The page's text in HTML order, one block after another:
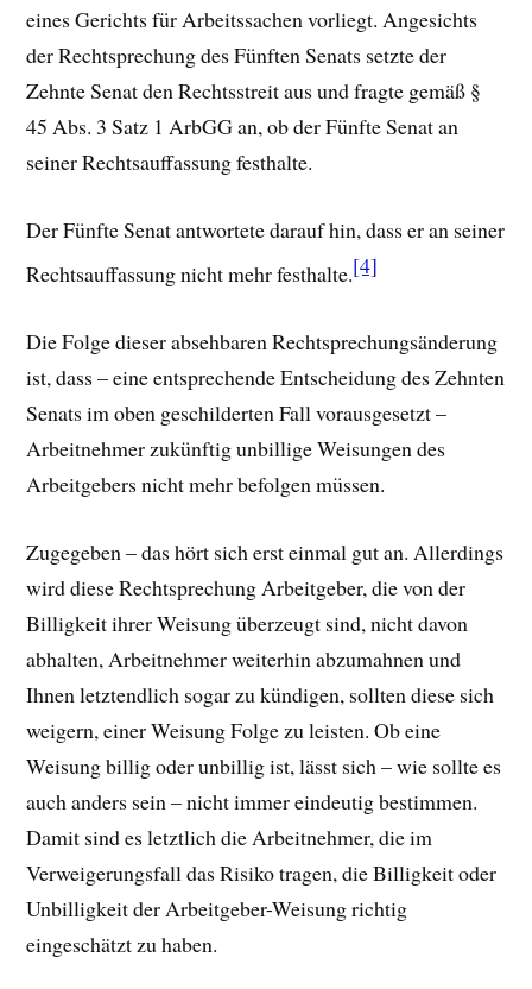
eines Gerichts für Arbeitssachen vorliegt. Angesichts
der Rechtsprechung des Fünften Senats setzte der
Zehnte Senat den Rechtsstreit aus und fragte gemäß §
45 Abs. 3 Satz 1 ArbGG an, ob der Fünfte Senat an
seiner Rechtsauffassung festhalte.
Der Fünfte Senat antwortete darauf hin, dass er an seiner
Rechtsauffassung nicht mehr festhalte.[4]
Die Folge dieser absehbaren Rechtsprechungsänderung
ist, dass – eine entsprechende Entscheidung des Zehnten
Senats im oben geschilderten Fall vorausgesetzt –
Arbeitnehmer zukünftig unbillige Weisungen des
Arbeitgebers nicht mehr befolgen müssen.
Zugegeben – das hört sich erst einmal gut an. Allerdings
wird diese Rechtsprechung Arbeitgeber, die von der
Billigkeit ihrer Weisung überzeugt sind, nicht davon
abhalten, Arbeitnehmer weiterhin abzumahnen und
Ihnen letztendlich sogar zu kündigen, sollten diese sich
weigern, einer Weisung Folge zu leisten. Ob eine
Weisung billig oder unbillig ist, lässt sich – wie sollte es
auch anders sein – nicht immer eindeutig bestimmen.
Damit sind es letztlich die Arbeitnehmer, die im
Verweigerungsfall das Risiko tragen, die Billigkeit oder
Unbilligkeit der Arbeitgeber-Weisung richtig
eingeschätzt zu haben.